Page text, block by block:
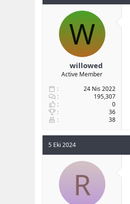
W
willowed
Active Member
24 Nis 2022
195,307
0
36
38
5 Eki 2024
R